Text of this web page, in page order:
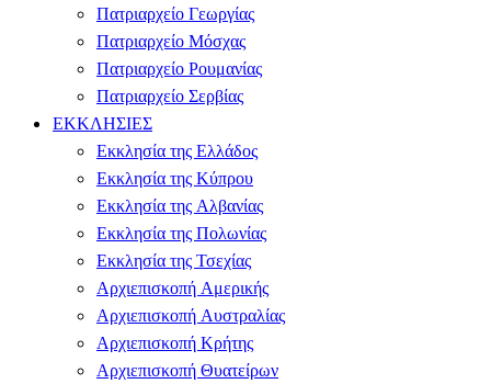
Πατριαρχείο Γεωργίας
Πατριαρχείο Μόσχας
Πατριαρχείο Ρουμανίας
Πατριαρχείο Σερβίας
ΕΚΚΛΗΣΙΕΣ
Εκκλησία της Ελλάδος
Εκκλησία της Κύπρου
Εκκλησία της Αλβανίας
Εκκλησία της Πολωνίας
Εκκλησία της Τσεχίας
Αρχιεπισκοπή Αμερικής
Αρχιεπισκοπή Αυστραλίας
Αρχιεπισκοπή Κρήτης
Αρχιεπισκοπή Θυατείρων